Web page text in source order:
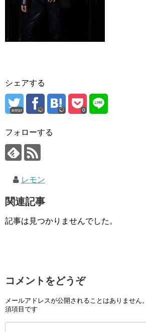
シェアする
error 0
フォローする
レモン
関連記事
記事は見つかりませんでした。
コメントをどうぞ
メールアドレスが公開されることはありません。
須項目です